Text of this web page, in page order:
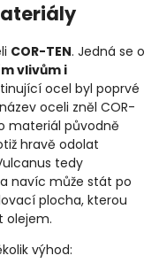
COR-TEN. Jedná se o
vlivům i
ocel byl poprvé
oceli zněl COR-
materiál původně
hravě odolat
tedy
navíc může stát po
plocha, kterou
olejem.
výhod: